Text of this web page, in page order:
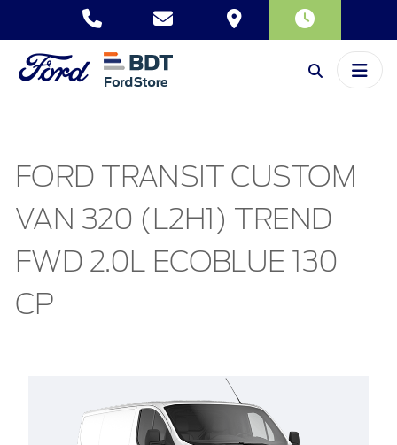
FORD TRANSIT CUSTOM
VAN 320 (L2H1) TREND
FWD 2.0L ECOBLUE 130
CP